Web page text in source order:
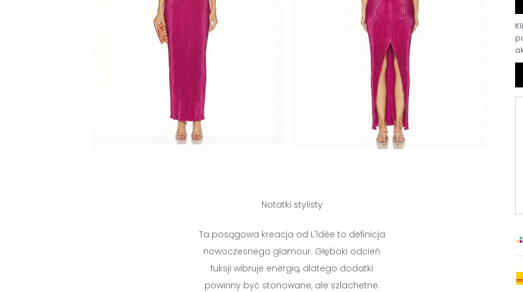
Notatki stylisty
Ta posągowa kreacja od L'Idée to definicja
nowoczesnego glamour. Głęboki odcień
fuksji wibruje energią, dlatego dodatki
powinny być stonowane, ale szlachetne.